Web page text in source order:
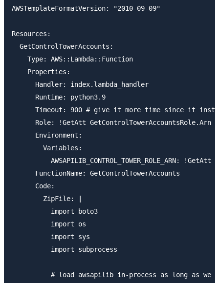
AWSTemplateFormatVersion: "2010-09-09"
Resources:
  GetControlTowerAccounts:
    Type: AWS::Lambda::Function
    Properties:
      Handler: index.lambda_handler
      Runtime: python3.9
Timeout: 900 # give it more time since it
Role: !GetAtt GetControlTowerAccountsRole.Arn
      Environment:
        Variables:
AWSAPILIB_CONTROL_TOWER_ROLE_ARN: !GetAtt
      FunctionName: GetControlTowerAccounts
      Code:
        ZipFile: |
          import boto3
          import os
          import sys
          import subprocess
# load awsapilib in-process as long as we